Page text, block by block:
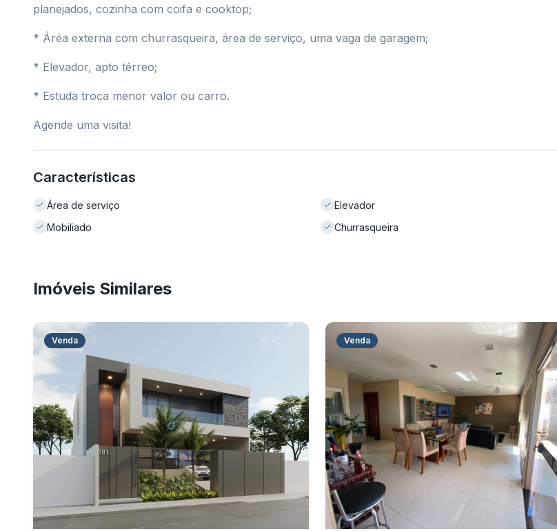
planejados, cozinha com coifa e cooktop;
* Áréa externa com churrasqueira, área de serviço, uma vaga de garagem;
* Elevador, apto térreo;
* Estuda troca menor valor ou carro.
Agende uma visita!
Características
Área de serviço
Elevador
Mobiliado
Churrasqueira
Imóveis Similares
Venda Venda